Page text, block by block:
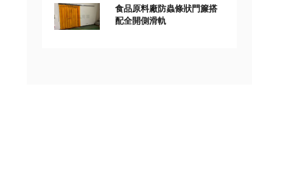
食品原料廠防蟲條狀門簾搭
配全開側滑軌